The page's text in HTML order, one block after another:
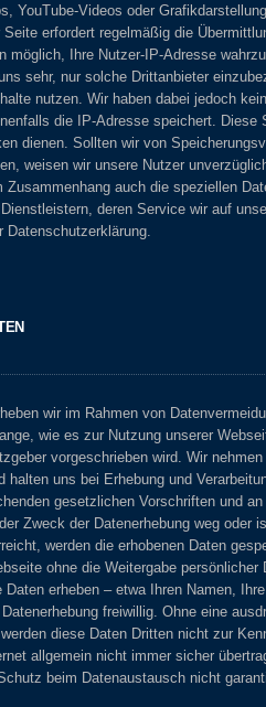
YouTube-Videos oder
erfordert regelmäßig die
möglich, Ihre Nutzer-IP-Adresse
sehr, nur solche Drittanbieter
nutzen. Wir haben dabei jedoch
die IP-Adresse speichert. Diese
dienen. Sollten wir von
weisen wir unsere Nutzer
Zusammenhang auch die speziellen
deren Service wir auf
wir im Rahmen von
wie es zur Nutzung unserer
vorgeschrieben wird. Wir
halten uns bei Erhebung und
gesetzlichen Vorschriften und
Zweck der Datenerhebung weg oder
werden die erhobenen Daten
ohne die Weitergabe persönlicher
Daten erheben – etwa Ihren Namen,
freiwillig. Ohne eine
diese Daten Dritten nicht zur
allgemein nicht immer sicher
beim Datenaustausch nicht